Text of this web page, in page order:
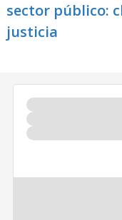
sector público:
justicia